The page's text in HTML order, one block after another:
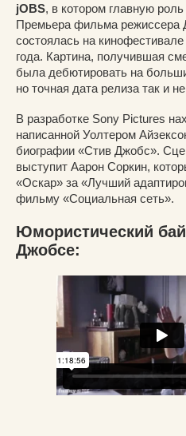
jOBS, в котором главную
Премьера фильма
состоялась на
года. Картина, получившая
была дебютировать на
но точная дата релиза так и
В разработке Sony Pictures
написанной Уолтером
биографии «Стив Джобс».
выступит Аарон Соркин,
«Оскар» за «Лучший
фильму «Социальная сеть».
Юмористический
Джобсе: